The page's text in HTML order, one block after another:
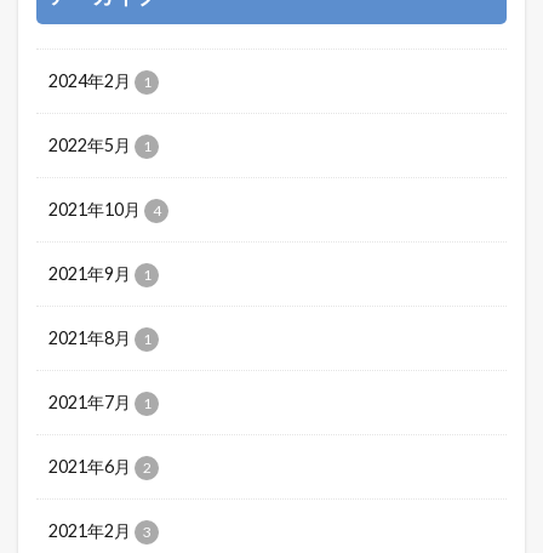
2024年2月 1
2022年5月 1
2021年10月 4
2021年9月 1
2021年8月 1
2021年7月 1
2021年6月 2
2021年2月 3